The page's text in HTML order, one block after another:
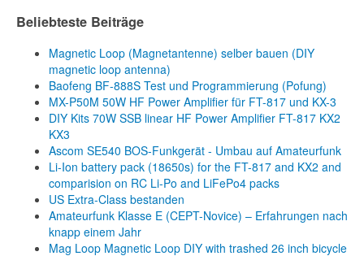
Beliebteste Beiträge
Magnetic Loop (Magnetantenne) selber bauen (DIY
magnetic loop antenna)
Baofeng BF-888S Test und Programmierung (Pofung)
MX-P50M 50W HF Power Amplifier für FT-817 und KX-3
DIY Kits 70W SSB linear HF Power Amplifier FT-817 KX2
KX3
Ascom SE540 BOS-Funkgerät - Umbau auf Amateurfunk
Li-Ion battery pack (18650s) for the FT-817 and KX2 and
comparision on RC Li-Po and LiFePo4 packs
US Extra-Class bestanden
Amateurfunk Klasse E (CEPT-Novice) – Erfahrungen nach
knapp einem Jahr
Mag Loop Magnetic Loop DIY with trashed 26 inch bicycle